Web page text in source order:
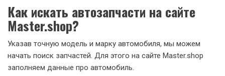
Как искать автозапчасти на сайте
Master.shop?
Указав точную модель и марку автомобиля, мы можем
начать поиск запчастей. Для этого на сайте Master.shop
заполняем данные про автомобиль.